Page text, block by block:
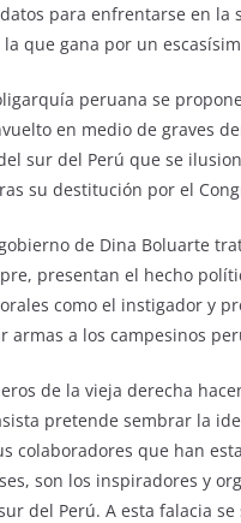
para enfrentarse en
que gana por un
peruana se
en medio de graves
sur del Perú que se
su destitución por el
de Dina Boluarte
presentan el hecho
como el instigador y
armas a los campesinos
de la vieja derecha
pretende sembrar la
colaboradores que han
son los inspiradores y
del Perú. A esta falacia